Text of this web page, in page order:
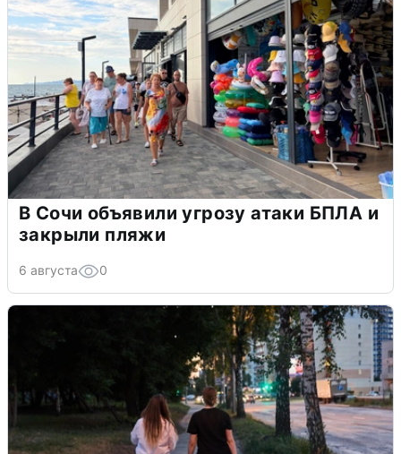
В Сочи объявили угрозу атаки БПЛА и
закрыли пляжи
6 августа 0